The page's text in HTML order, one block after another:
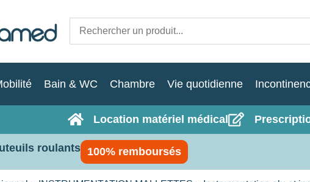
Bain & WC Chambre Vie quotidienne
Location matériel médical
roulants 100% remboursés